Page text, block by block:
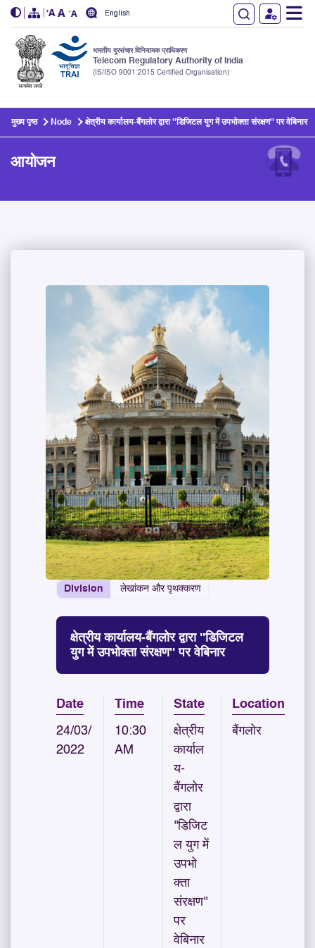
English
भारतीय दूरसंचार विनियामक प्राधिकरण
Telecom Regulatory Authority of India
(IS/ISO 9001:2015 Certified Organisation)
मुख्य पृष्ठ Node क्षेत्रीय कार्यालय-बैंगलोर द्वारा ''डिजिटल युग में उपभोक्ता संरक्षण'' पर वेबिनार
आयोजन
Division लेखांकन और पृथक्करण
क्षेत्रीय कार्यालय-बैंगलोर द्वारा ''डिजिटल
युग में उपभोक्ता संरक्षण'' पर वेबिनार
Date
24/03/
2022
Time
10:30
AM
State
क्षेत्रीय
कार्याल
य-
बैंगलोर
द्वारा
''डिजिट
ल युग में
उपभो
क्ता
संरक्षण''
पर
वेबिनार
Location
बैंगलोर